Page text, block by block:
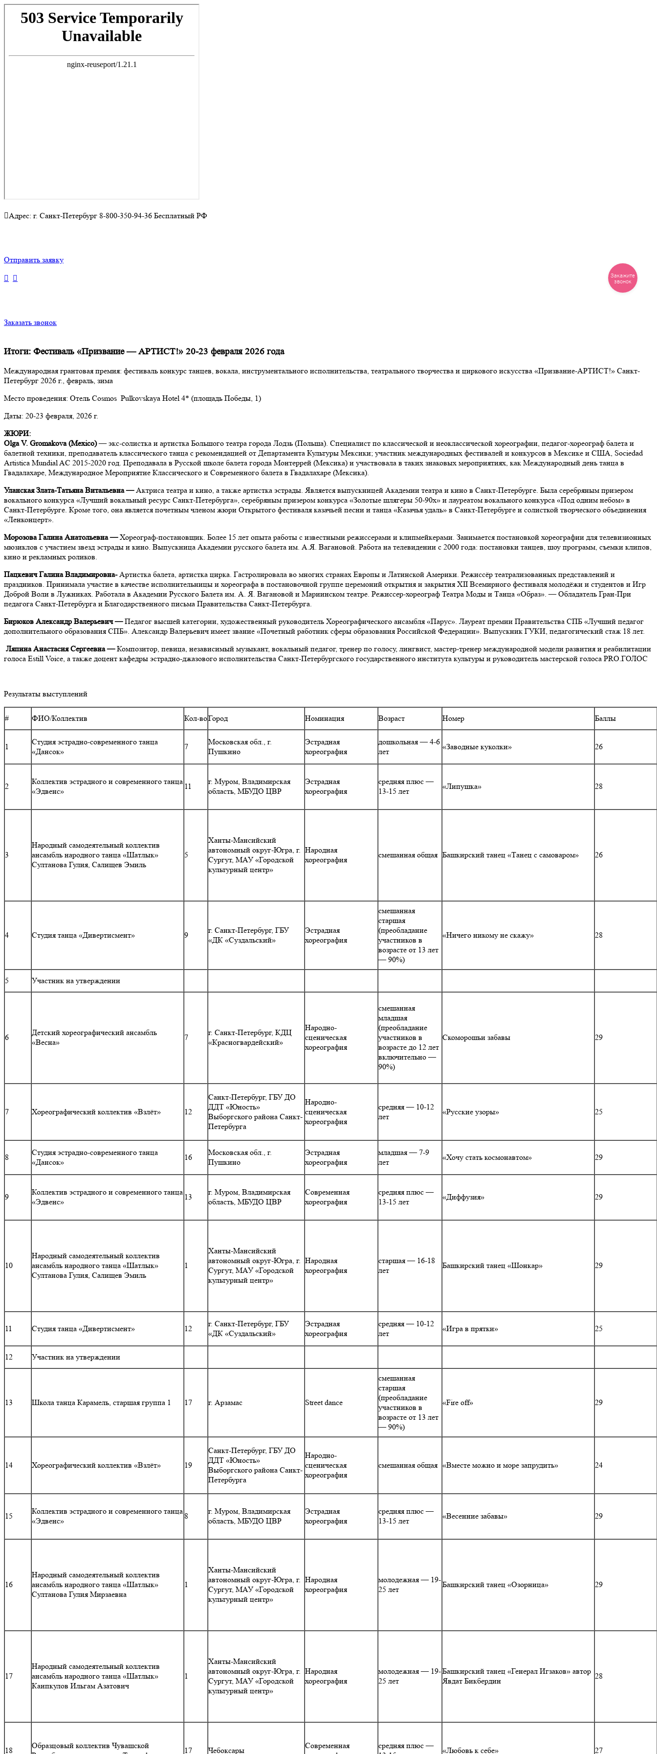
Адрес: г. Санкт-Петербург 8-800-350-94-36 Бесплатный РФ
Отправить заявку
Заказать звонок
Итоги: Фестиваль «Призвание — АРТИСТ!» 20-23 февраля 2026 года
Международная грантовая премия: фестиваль конкурс танцев, вокала, инструментального исполнительства, театрального творчества и циркового искусства «Призвание-АРТИСТ!» Санкт-
Петербург 2026 г., февраль, зима
Место проведения: Отель Cosmos Pulkovskaya Hotel 4* (площадь Победы, 1)
Даты: 20-23 февраля, 2026 г.
ЖЮРИ:
Оlga V. Gromakova (Mexico)— экс-солистка и артистка Большого театра города Лодзь (Польша). Специалист по классической и неоклассической хореографии, педагог-хореограф балета и
балетной техники, преподаватель классического танца c рекомендацией от Департамента Культуры Мексики; участник международных фестивалей и конкурсов в Мексике и США, Sociedad
Artistica Mundial AC 2015-2020 год. Преподавала в Русской школе балета города Монтеррей (Мексика) и участвовала в таких знаковых мероприятиях, как Международный день танца в
Гвадалахаре, Международное Мероприятие Классического и Современного балета в Гвадалахаре (Мексика).
Уланская Злата-Татьяна Витальевна —Актриса театра и кино, а также артистка эстрады. Является выпускницей Академии театра и кино в Санкт-Петербурге. Была серебряным призером
вокального конкурса «Лучший вокальный ресурс Санкт-Петербурга», серебряным призером конкурса «Золотые шлягеры 50-90х» и лауреатом вокального конкурса «Под одним небом» в
Санкт-Петербурге. Кроме того, она является почетным членом жюри Открытого фестиваля казачьей песни и танца «Казачья удаль» в Санкт-Петербурге и солисткой творческого объединения
«Ленконцерт».
Морозова Галина Анатольевна—Хореограф-постановщик. Более 15 лет опыта работы с известными режиссерами и клипмейкерами. Занимается постановкой хореографии для телевизионных
мюзиклов с участием звезд эстрады и кино. Выпускница Академии русского балета им. А.Я. Вагановой. Работа на телевидении с 2000 года: постановки танцев, шоу программ, съемки клипов,
кино и рекламных роликов.
Пацкевич Галина Владимировна-Артистка балета, артистка цирка. Гастролировала во многих странах Европы и Латинской Америки. Режиссёр театрализованных представлений и
праздников. Принимала участие в качестве исполнительницы и хореографа в постановочной группе церемоний открытия и закрытия XII Всемирного фестиваля молодёжи и студентов и Игр
Доброй Воли в Лужниках. Работала в Академии Русского Балета им. А. Я. Вагановой и Мариинском театре. Режиссер-хореограф Театра Моды и Танца «Образ». — Обладатель Гран-При
педагога Санкт-Петербурга и Благодарственного письма Правительства Санкт-Петербурга.
Бирюков Александр Валерьевич —Педагог высшей категории, художественный руководитель Хореографического ансамбля «Парус». Лауреат премии Правительства СПБ «Лучший педагог
дополнительного образования СПБ». Александр Валерьевич имеет звание «Почетный работник сферы образования Российской Федерации». Выпускник ГУКИ, педагогический стаж 18 лет.
Ляпина Анастасия Сергеевна —Композитор, певица, независимый музыкант, вокальный педагог, тренер по голосу, лингвист, мастер-тренер международной модели развития и реабилитации
голоса Estill Voice, а также доцент кафедры эстрадно-джазового исполнительства Санкт-Петербургского государственного института культуры и руководитель мастерской голоса PRO.ГОЛОС
Результаты выступлений
# ФИО/Коллектив Кол-воГород Номинация Возраст Номер Баллы
1
Студия эстрадно-современного танца
«Дансок»
7
Московская обл., г.
Пушкино
Эстрадная
хореография
дошкольная — 4-6
лет
«Заводные куколки» 26
2
Коллектив эстрадного и современного танца
«Эдвенс»
11
г. Муром, Владимирская
область, МБУДО ЦВР
Эстрадная
хореография
средняя плюс —
13-15 лет
«Липушка» 28
3
Народный самодеятельный коллектив
ансамбль народного танца «Шатлык»
Султанова Гулия, Салищев Эмиль
5
Ханты-Мансийский
автономный округ-Югра, г.
Сургут, МАУ «Городской
культурный центр»
Народная
хореография
смешанная общая Башкирский танец «Танец с самоваром» 26
4 Студия танца «Дивертисмент» 9
г. Санкт-Петербург, ГБУ
«ДК «Суздальский»
Эстрадная
хореография
смешанная
старшая
(преобладание
участников в
возрасте от 13 лет
— 90%)
«Ничего никому не скажу» 28
5 Участник на утверждении
6
Детский хореографический ансамбль
«Весна»
7
г. Санкт-Петербург, КДЦ
«Красногвардейский»
Народно-
сценическая
хореография
смешанная
младшая
(преобладание
участников в
возрасте до 12 лет
включительно —
90%)
Скоморошьи забавы 29
7 Хореографический коллектив «Взлёт» 12
Санкт-Петербург, ГБУ ДО
ДДТ «Юность»
Выборгского района Санкт-
Петербурга
Народно-
сценическая
хореография
средняя — 10-12
лет
«Русские узоры» 25
8
Студия эстрадно-современного танца
«Дансок»
16
Московская обл., г.
Пушкино
Эстрадная
хореография
младшая — 7-9
лет
«Хочу стать космонавтом» 29
9
Коллектив эстрадного и современного танца
«Эдвенс»
13
г. Муром, Владимирская
область, МБУДО ЦВР
Современная
хореография
средняя плюс —
13-15 лет
«Диффузия» 29
10
Народный самодеятельный коллектив
ансамбль народного танца «Шатлык»
Султанова Гулия, Салищев Эмиль
1
Ханты-Мансийский
автономный округ-Югра, г.
Сургут, МАУ «Городской
культурный центр»
Народная
хореография
старшая — 16-18
лет
Башкирский танец «Шонкар» 29
11 Студия танца «Дивертисмент» 12
г. Санкт-Петербург, ГБУ
«ДК «Суздальский»
Эстрадная
хореография
средняя — 10-12
лет
«Игра в прятки» 25
12 Участник на утверждении
13 Школа танца Карамель, старшая группа 1 17 г. Арзамас Street dance
смешанная
старшая
(преобладание
участников в
возрасте от 13 лет
— 90%)
«Fire off» 29
14 Хореографический коллектив «Взлёт» 19
Санкт-Петербург, ГБУ ДО
ДДТ «Юность»
Выборгского района Санкт-
Петербурга
Народно-
сценическая
хореография
смешанная общая «Вместе можно и море запрудить» 24
15
Коллектив эстрадного и современного танца
«Эдвенс»
8
г. Муром, Владимирская
область, МБУДО ЦВР
Эстрадная
хореография
средняя плюс —
13-15 лет
«Весенние забавы» 29
16
Народный самодеятельный коллектив
ансамбль народного танца «Шатлык»
Султанова Гулия Мирзаевна
1
Ханты-Мансийский
автономный округ-Югра, г.
Сургут, МАУ «Городской
культурный центр»
Народная
хореография
молодежная — 19-
25 лет
Башкирский танец «Озорница» 29
17
Народный самодеятельный коллектив
ансамбль народного танца «Шатлык»
Каипкулов Ильгам Азатович
1
Ханты-Мансийский
автономный округ-Югра, г.
Сургут, МАУ «Городской
культурный центр»
Народная
хореография
молодежная — 19-
25 лет
Башкирский танец «Генерал Игзаков» автор
Явдат Бикбердин
28
18
Образцовый коллектив Чувашской
17 Чебоксары
Современная
средняя плюс —
«Любовь к себе» 27